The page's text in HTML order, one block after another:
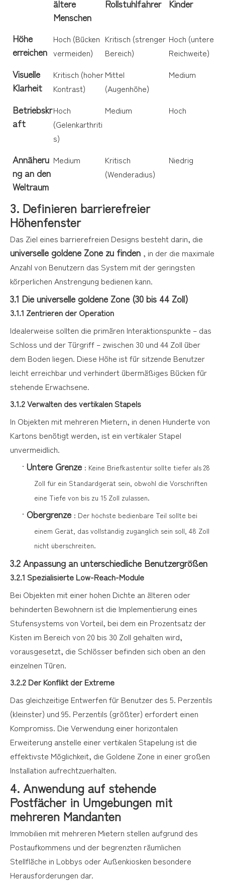
ältere
Menschen
Rollstuhlfahrer Kinder
Höhe
erreichen
Hoch (Bücken
vermeiden)
Kritisch (strenger
Bereich)
Hoch (untere
Reichweite)
Visuelle
Klarheit
Kritisch (hoher
Kontrast)
Mittel
(Augenhöhe)
Medium
Betriebskr
aft
Hoch
(Gelenkarthriti
s)
Medium Hoch
Annäheru
ng an den
Weltraum
Medium
Kritisch
(Wenderadius)
Niedrig
3. Definieren barrierefreier
Höhenfenster
Das Ziel eines barrierefreien Designs besteht darin, die
universelle goldene Zone zu finden , in der die maximale
Anzahl von Benutzern das System mit der geringsten
körperlichen Anstrengung bedienen kann.
3.1 Die universelle goldene Zone (30 bis 44 Zoll)
3.1.1 Zentrieren der Operation
Idealerweise sollten die primären Interaktionspunkte – das
Schloss und der Türgriff – zwischen 30 und 44 Zoll über
dem Boden liegen. Diese Höhe ist für sitzende Benutzer
leicht erreichbar und verhindert übermäßiges Bücken für
stehende Erwachsene.
3.1.2 Verwalten des vertikalen Stapels
In Objekten mit mehreren Mietern, in denen Hunderte von
Kartons benötigt werden, ist ein vertikaler Stapel
unvermeidlich.
· Untere Grenze : Keine Briefkastentür sollte tiefer als 28
Zoll für ein Standardgerät sein, obwohl die Vorschriften
eine Tiefe von bis zu 15 Zoll zulassen.
· Obergrenze : Der höchste bedienbare Teil sollte bei
einem Gerät, das vollständig zugänglich sein soll, 48 Zoll
nicht überschreiten.
3.2 Anpassung an unterschiedliche Benutzergrößen
3.2.1 Spezialisierte Low-Reach-Module
Bei Objekten mit einer hohen Dichte an älteren oder
behinderten Bewohnern ist die Implementierung eines
Stufensystems von Vorteil, bei dem ein Prozentsatz der
Kisten im Bereich von 20 bis 30 Zoll gehalten wird,
vorausgesetzt, die Schlösser befinden sich oben an den
einzelnen Türen.
3.2.2 Der Konflikt der Extreme
Das gleichzeitige Entwerfen für Benutzer des 5. Perzentils
(kleinster) und 95. Perzentils (größter) erfordert einen
Kompromiss. Die Verwendung einer horizontalen
Erweiterung anstelle einer vertikalen Stapelung ist die
effektivste Möglichkeit, die Goldene Zone in einer großen
Installation aufrechtzuerhalten.
4. Anwendung auf stehende
Postfächer in Umgebungen mit
mehreren Mandanten
Immobilien mit mehreren Mietern stellen aufgrund des
Postaufkommens und der begrenzten räumlichen
Stellfläche in Lobbys oder Außenkiosken besondere
Herausforderungen dar.